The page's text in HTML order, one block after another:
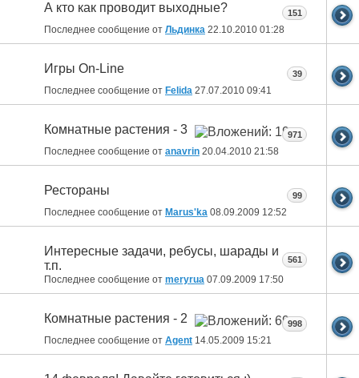
А кто как проводит выходные?
Последнее сообщение от Льдинка 22.10.2010 01:28
151
Игры On-Line
Последнее сообщение от Felida 27.07.2010 09:41
39
Комнатные растения - 3
Последнее сообщение от anavrin 20.04.2010 21:58
971
Рестораны
Последнее сообщение от Marus'ka 08.09.2009 12:52
99
Интересные задачи, ребусы, шарады и
т.п.
Последнее сообщение от meryrua 07.09.2009 17:50
561
Комнатные растения - 2
Последнее сообщение от Agent 14.05.2009 15:21
998